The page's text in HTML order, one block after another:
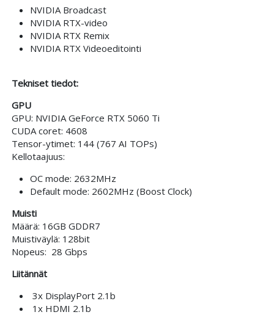
NVIDIA Broadcast
NVIDIA RTX-video
NVIDIA RTX Remix
NVIDIA RTX Videoeditointi
Tekniset tiedot:
GPU
GPU: NVIDIA GeForce RTX 5060 Ti
CUDA coret: 4608
Tensor-ytimet: 144 (767 AI TOPs)
Kellotaajuus:
OC mode: 2632MHz
Default mode: 2602MHz (Boost Clock)
Muisti
Määrä: 16GB GDDR7
Muistiväylä: 128bit
Nopeus: 28 Gbps
Liitännät
3x DisplayPort 2.1b
1x HDMI 2.1b